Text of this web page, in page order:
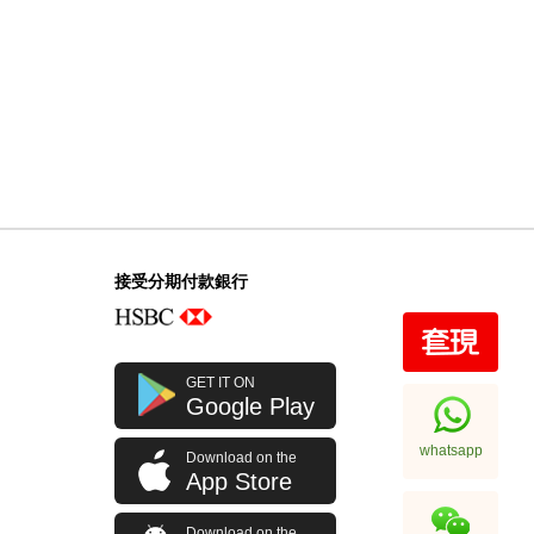
接受分期付款銀行
GET IT ON
Google Play
Download on the
App Store
whatsapp